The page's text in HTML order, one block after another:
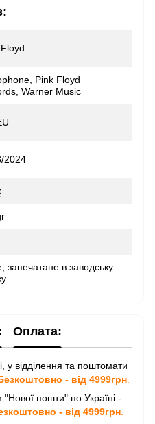
Pink Floyd
Warner Music
2024
запечатане в заводську
Оплата:
відділення та поштомати
- від 4999грн
пошти" по Україні -
- від 4999грн